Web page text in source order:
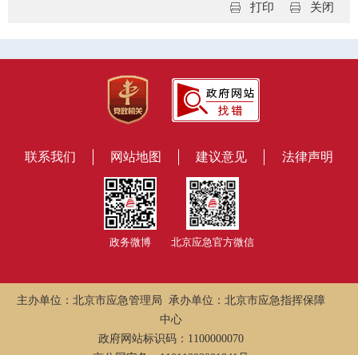
关闭
打印
联系我们 网站地图 建议意见 法律声明
政务微博 北京应急官方微信
主办单位：北京市应急管理局 承办单位：北京市应急指挥保障
中心
政府网站标识码：1100000070